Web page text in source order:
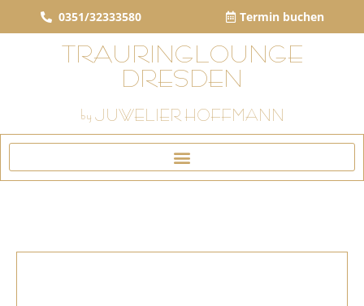
0351/32333580 Termin buchen
TRAURINGLOUNGE
DRESDEN
by JUWELIER HOFFMANN